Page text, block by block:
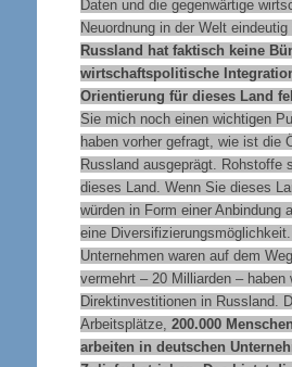
Daten und die gegenwärtige
Neuordnung in der Welt
Russland hat faktisch keine
wirtschaftspolitische
Orientierung für dieses Land
Sie mich noch einen wichtigen
haben vorher gefragt, wie ist die
Russland ausgeprägt. Rohstoffe
dieses Land. Wenn Sie dieses
würden in Form einer Anbindung
eine
Unternehmen waren auf dem
vermehrt – 20 Milliarden – haben
Direktinvestitionen in Russland.
Arbeitsplätze, 200.000
arbeiten in deutschen